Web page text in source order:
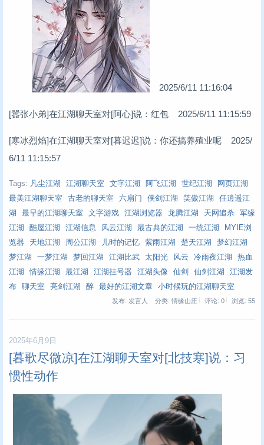
2025/6/11 11:16:04
[嚣张小弟]在江湖聊天室对[阿心]说：红包 2025/6/11 11:15:59
[寒冰烈焰]在江湖聊天室对[暮迟迟]说：你还搞养殖业呢 2025/
6/11 11:15:57
Tags: 凡尘江湖 江湖聊天室 文字江湖 阿飞江湖 世纪江湖
网页江湖
最美江湖聊天室
古老的聊天室 六扇门 侠剑江湖 笑傲江湖
任逍遥江
湖
最早的江湖聊天室 文字游戏 江湖浏览器 龙腾江湖 天网追杀
军缘
江湖
酷屋江湖 江湖信息 风云江湖 最古典的江湖 一统江湖
MYIE浏
览器
天地江湖 周公江湖 儿时的记忆 紫雨江湖 楚天江湖
梦幻江湖
梦江湖
一梦江湖 梦回江湖 江湖比武 太阳光 风云 冷雨夜江湖
热血
江湖
情缘江湖 最江湖 江湖挂号器 江湖头像 仙剑 仙剑江湖
江湖发
布
聊天室 亮剑江湖 醉 最好的江湖文章 小时候玩的江湖聊天室
发布: 发言人 分类: 情缘山庄 评论: 0 浏览: 55
2025年6月9日
[暮歌尽微凉]在江湖聊天室对[北技寒]说：习
惯性动作